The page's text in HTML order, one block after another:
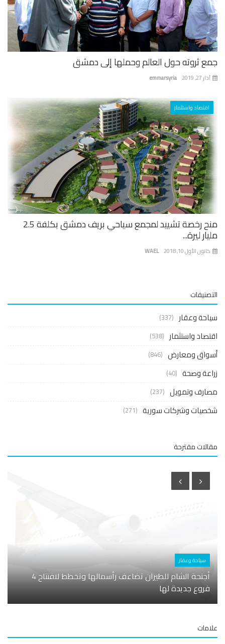
ثروته حول العالم وحملها إلى دمشق
emmarsyria 27, 2019
اقتصاد واستثمار
منح رخصة تشييد لمجمع سياحي بريف دمشق بكلفة 2.5
ليرة...
WAEL الأول 10, 2018
وعقار (337)
واستثمار (538)
ومعارض (846)
وصحة (40)
وتمويل (237)
وشركات سورية (271)
مقترحة
سياحة وعقار
أجنحة الشام للطيران تضاعف رأسمالها وتخطط لافتتاح 4
فروع جديدة لها